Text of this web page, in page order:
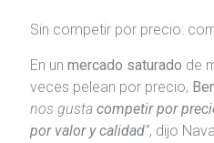
Sin competir por precio:
En un mercado saturado de
veces pelean por precio,
nos gusta competir por
por valor y calidad”, dijo